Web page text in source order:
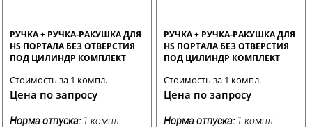
РУЧКА + РУЧКА-РАКУШКА ДЛЯ
HS ПОРТАЛА БЕЗ ОТВЕРСТИЯ
ПОД ЦИЛИНДР КОМПЛЕКТ
Стоимость за 1 компл.
Цена по запросу
Норма отпуска: 1 компл
РУЧКА + РУЧКА-РАКУШКА ДЛЯ
HS ПОРТАЛА БЕЗ ОТВЕРСТИЯ
ПОД ЦИЛИНДР КОМПЛЕКТ
Стоимость за 1 компл.
Цена по запросу
Норма отпуска: 1 компл